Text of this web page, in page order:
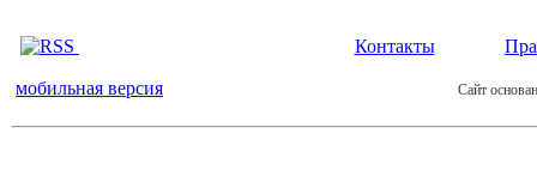
Контакты
мобильная версия Сайт